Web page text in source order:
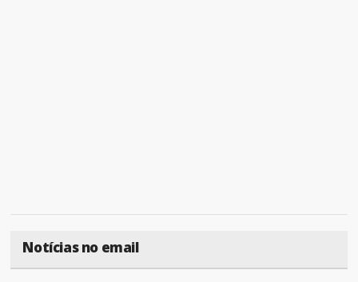
Notícias no email